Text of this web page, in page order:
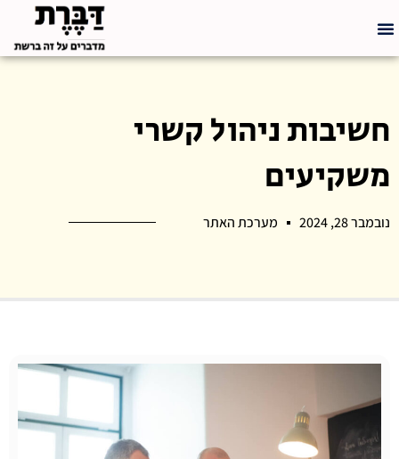
חשיבות ניהול קשרי
משקיעים
נובמבר 28, 2024 מערכת האתר